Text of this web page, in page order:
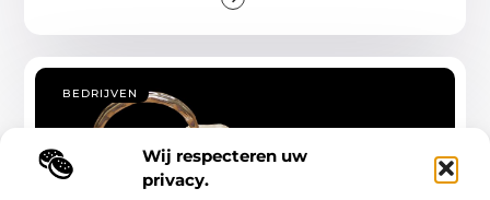
Wij respecteren uw
privacy.
BEDRIJVEN